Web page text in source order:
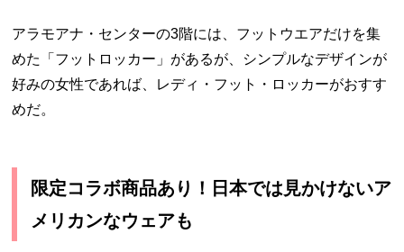
アラモアナ・センターの3階には、フットウエアだけを集
めた「フットロッカー」があるが、シンプルなデザインが
好みの女性であれば、レディ・フット・ロッカーがおすす
めだ。
限定コラボ商品あり！日本では見かけないア
メリカンなウェアも